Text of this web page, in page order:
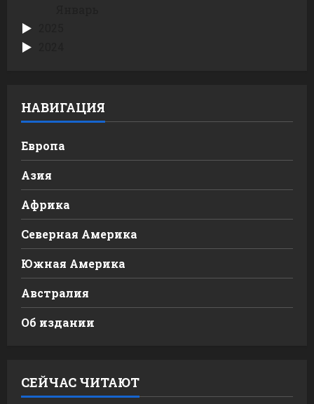
НАВИГАЦИЯ
Европа
Азия
Африка
Северная Америка
Южная Америка
Австралия
Об издании
СЕЙЧАС ЧИТАЮТ